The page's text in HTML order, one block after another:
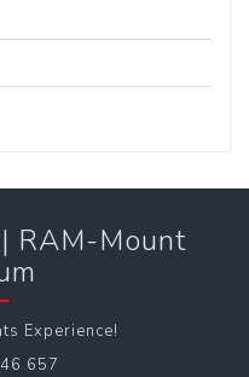
RAM-Mount
Experience!
657